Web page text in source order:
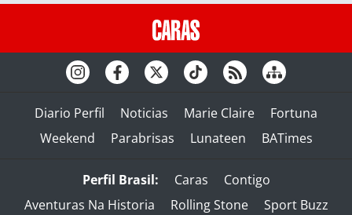
Diario Perfil Noticias Marie Claire
Fortuna
Weekend
Parabrisas Lunateen BATimes
Perfil Brasil: Caras
Contigo
Aventuras Na Historia
Rolling Stone
Sport Buzz